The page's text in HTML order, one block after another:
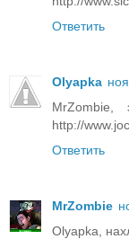
Ответить
Olyapka
http://
Ответить
MrZombie
Olyapka,